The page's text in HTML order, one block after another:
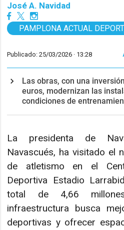
José A. Navidad
PAMPLONA ACTUAL
Publicado: 25/03/2026 · 13:28
Las obras, con una
euros, modernizan las
condiciones de
La presidenta de
Navascués, ha visitado el
de atletismo en el
Deportiva Estadio
total de 4,66
infraestructura busca
deportivas y ofrecer